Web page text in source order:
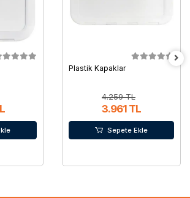
Plastik Kapaklar
4.259 TL
3.961 TL
Sepete Ekle